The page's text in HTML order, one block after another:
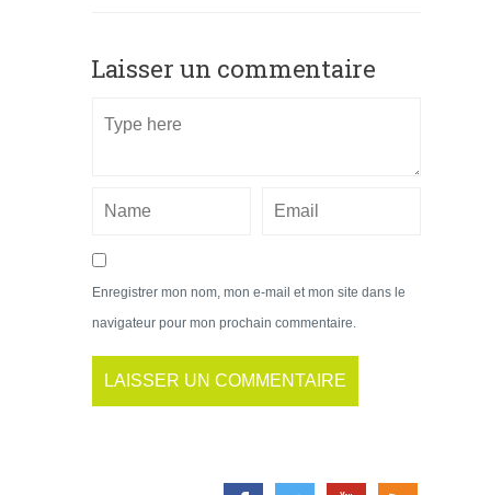
Laisser un commentaire
Enregistrer mon nom, mon e-mail et mon site dans le
navigateur pour mon prochain commentaire.